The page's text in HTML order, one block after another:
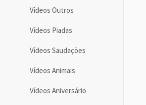
Vídeos Outros
Vídeos Piadas
Vídeos Saudações
Vídeos Animais
Vídeos Aniversário